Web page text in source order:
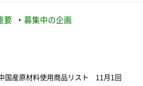
要 募集中の企画
国産原材料使用商品リスト 11月1回